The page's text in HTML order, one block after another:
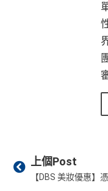
去食飯統一2%，
廳唔計食肆少咗
港幣支付外國註
Citi信
年薪要求
DCC無積分→里先
ebanking網上繳費
加總以上，迎新
內曾取消任何滙豐
賬4%回贈！指定
夠彈性，以「獎
Prev
上個Post